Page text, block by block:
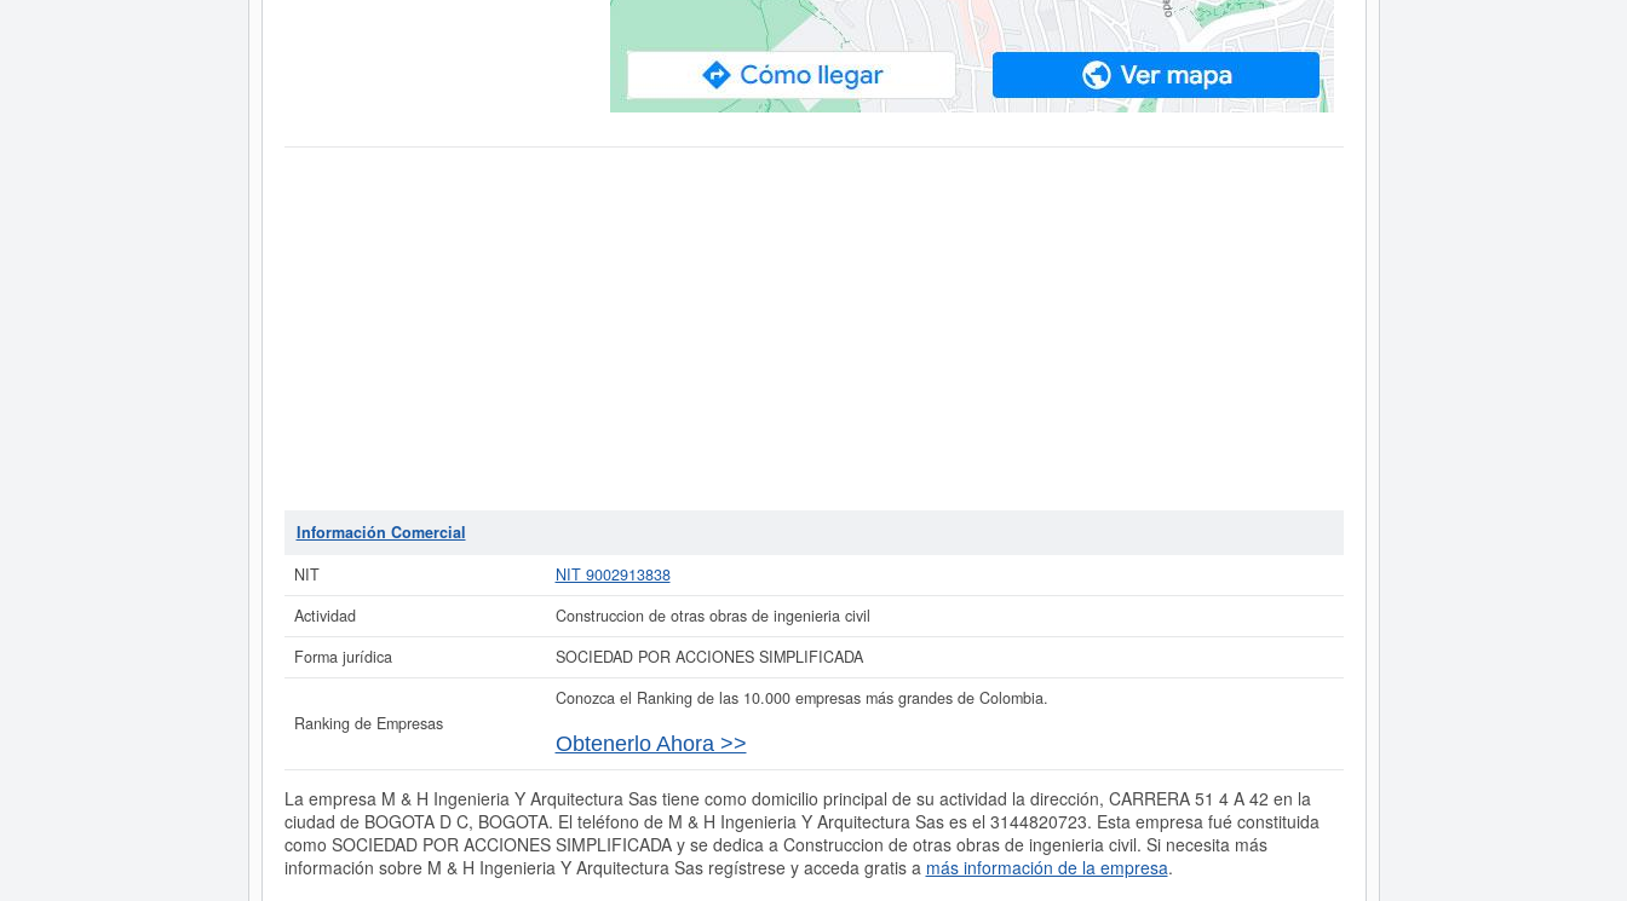
Información Comercial
NIT
NIT 9002913838
Actividad
Construccion de otras obras de ingenieria civil
Forma jurídica
SOCIEDAD POR ACCIONES SIMPLIFICADA
Ranking de Empresas
Conozca el Ranking de las 10.000 empresas más grandes de Colombia.
Obtenerlo Ahora >>
La empresa M & H Ingenieria Y Arquitectura Sas tiene como domicilio principal de su actividad la dirección, CARRERA 51 4 A 42 en la
ciudad de BOGOTA D C, BOGOTA. El teléfono de M & H Ingenieria Y Arquitectura Sas es el 3144820723. Esta empresa fué constituida
como SOCIEDAD POR ACCIONES SIMPLIFICADA y se dedica a Construccion de otras obras de ingenieria civil. Si necesita más
información sobre M & H Ingenieria Y Arquitectura Sas regístrese y acceda gratis a más información de la empresa.